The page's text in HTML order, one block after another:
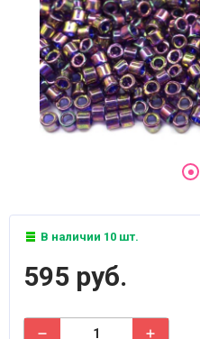
В наличии 10 шт.
595 руб.